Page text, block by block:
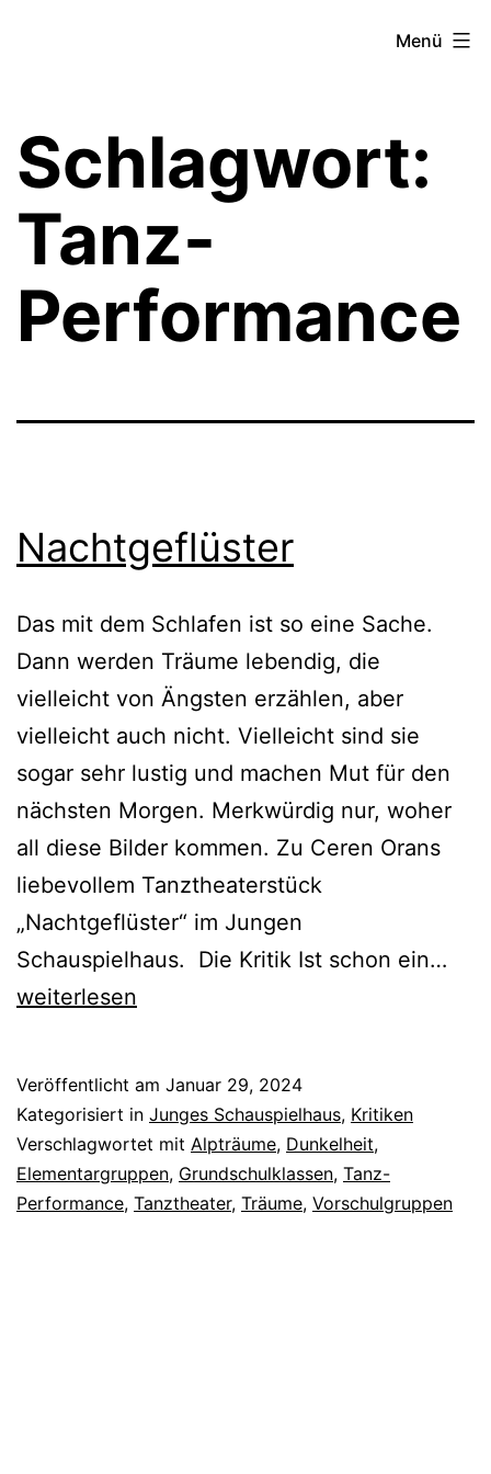
Menü
Schlagwort:
Tanz-
Performance
Nachtgeflüster
Das mit dem Schlafen ist so eine Sache.
Dann werden Träume lebendig, die
vielleicht von Ängsten erzählen, aber
vielleicht auch nicht. Vielleicht sind sie
sogar sehr lustig und machen Mut für den
nächsten Morgen. Merkwürdig nur, woher
all diese Bilder kommen. Zu Ceren Orans
liebevollem Tanztheaterstück
„Nachtgeflüster“ im Jungen
Schauspielhaus. Die Kritik Ist schon ein…
weiterlesen
Veröffentlicht am Januar 29, 2024
Kategorisiert in Junges Schauspielhaus, Kritiken
Verschlagwortet mit Alpträume, Dunkelheit,
Elementargruppen, Grundschulklassen, Tanz-
Performance, Tanztheater, Träume, Vorschulgruppen